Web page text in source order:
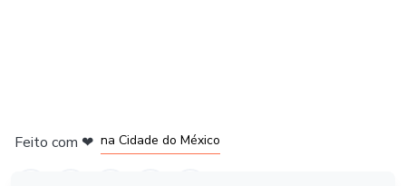
Feito com ❤ na Cidade do México